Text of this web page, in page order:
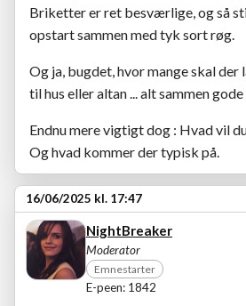
Briketter er ret besværlige, og så
opstart sammen med tyk sort røg.
Og ja, bugdet, hvor mange skal der
til hus eller altan ... alt sammen
Endnu mere vigtigt dog : Hvad vil
Og hvad kommer der typisk på.
16/06/2025 kl. 17:47
NightBreaker
Moderator
Emnestarter
E-peen: 1842